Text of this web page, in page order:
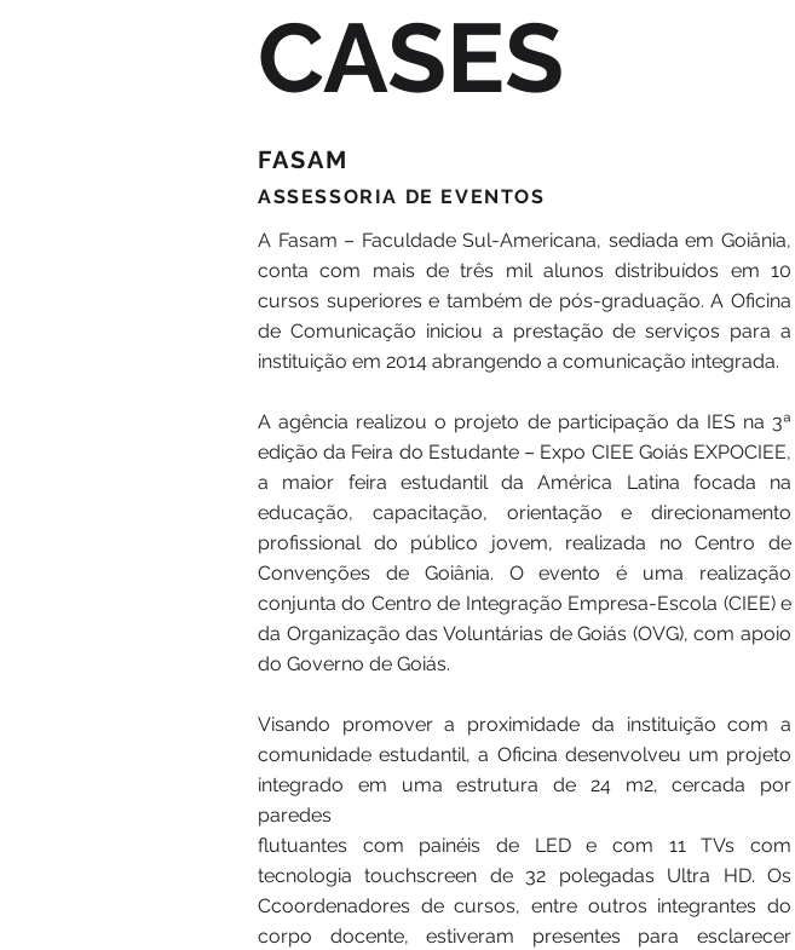
CASES
FASAM
ASSESSORIA DE EVENTOS
A Fasam – Faculdade Sul-Americana, sediada em Goiânia,
conta com mais de três mil alunos distribuídos em 10
cursos superiores e também de pós-graduação. A Oficina
de Comunicação iniciou a prestação de serviços para a
instituição em 2014 abrangendo a comunicação integrada.
A agência realizou o projeto de participação da IES na 3ª
edição da Feira do Estudante – Expo CIEE Goiás EXPOCIEE,
a maior feira estudantil da América Latina focada na
educação, capacitação, orientação e direcionamento
profissional do público jovem, realizada no Centro de
Convenções de Goiânia. O evento é uma realização
conjunta do Centro de Integração Empresa-Escola (CIEE) e
da Organização das Voluntárias de Goiás (OVG), com apoio
do Governo de Goiás.
Visando promover a proximidade da instituição com a
comunidade estudantil, a Oficina desenvolveu um projeto
integrado em uma estrutura de 24 m2, cercada por
paredes
flutuantes com painéis de LED e com 11 TVs com
tecnologia touchscreen de 32 polegadas Ultra HD. Os
Ccoordenadores de cursos, entre outros integrantes do
corpo docente, estiveram presentes para esclarecer